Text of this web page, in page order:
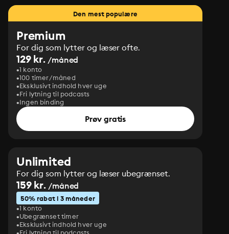
Den mest populære
Premium
For dig som lytter og læser ofte.
129 kr. /måned
1 konto
100 timer/måned
Eksklusivt indhold hver uge
Fri lytning til podcasts
Ingen binding
Prøv gratis
Unlimited
For dig som lytter og læser ubegrænset.
159 kr. /måned
50% rabat i 3 måneder
1 konto
Ubegrænset timer
Eksklusivt indhold hver uge